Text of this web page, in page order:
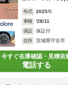
年式 2025年
車検
'28/11
保証
保証付
住所
茨城県守谷市
今すぐ在庫確認・見積依
電話する